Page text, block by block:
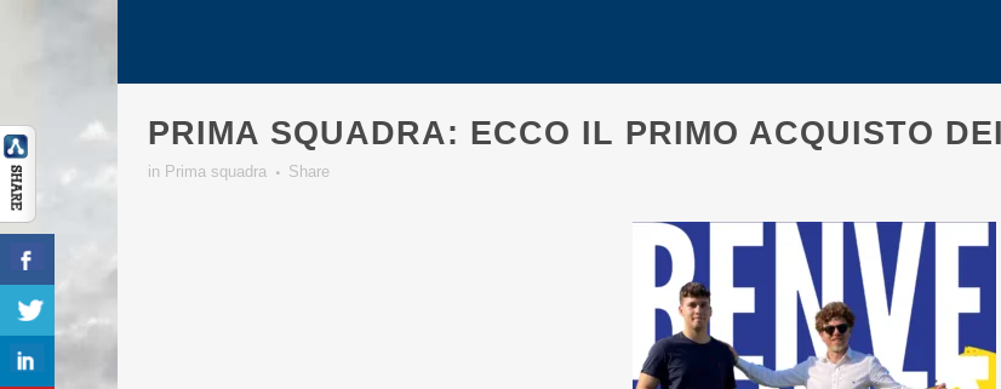
PRIMA SQUADRA: ECCO IL PRIMO ACQUISTO
in Prima squadra Share